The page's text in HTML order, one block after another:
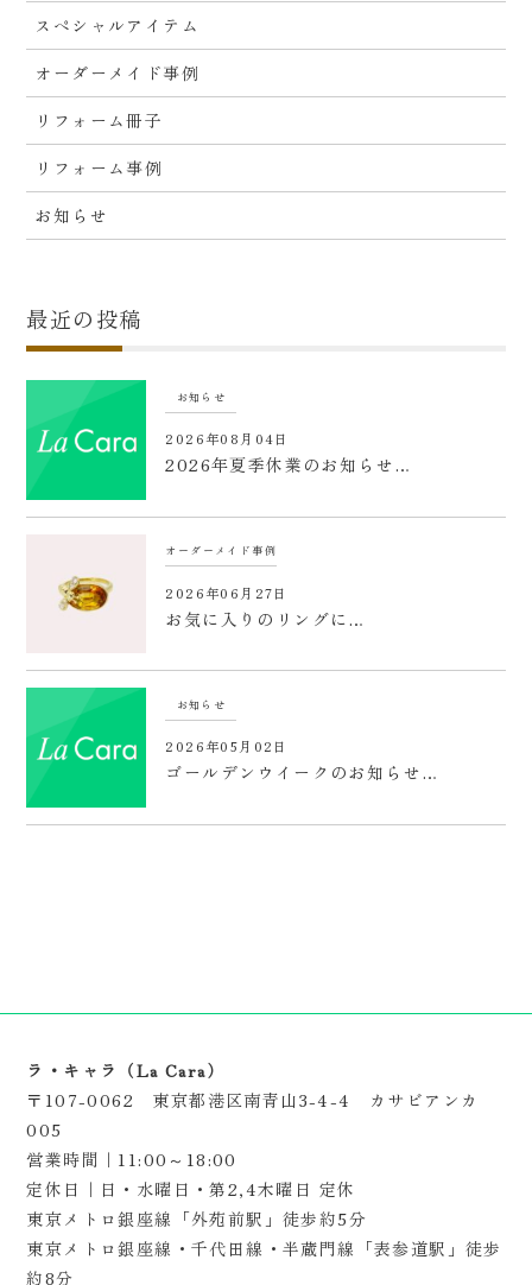
スペシャルアイテム
オーダーメイド事例
リフォーム冊子
リフォーム事例
お知らせ
最近の投稿
お知らせ
2026年08月04日
2026年夏季休業のお知らせ…
オーダーメイド事例
2026年06月27日
お気に入りのリングに…
お知らせ
2026年05月02日
ゴールデンウイークのお知らせ…
ラ・キャラ（La Cara）
〒107-0062 東京都港区南青山3-4-4 カサビアンカ
005
営業時間｜11:00～18:00
定休日｜日・水曜日・第2,4木曜日 定休
東京メトロ銀座線「外苑前駅」徒歩約5分
東京メトロ銀座線・千代田線・半蔵門線「表参道駅」徒歩
約8分